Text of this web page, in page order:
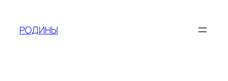
content
РОДИНЫ